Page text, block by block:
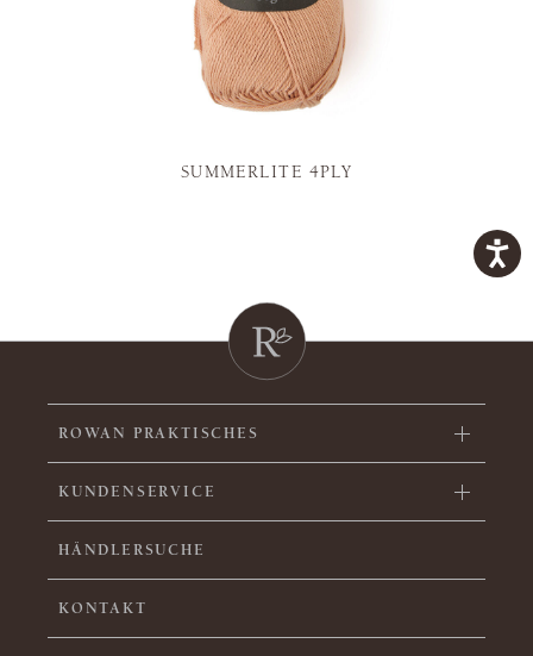
SUMMERLITE 4PLY
ROWAN PRAKTISCHES
KUNDENSERVICE
HÄNDLERSUCHE
KONTAKT